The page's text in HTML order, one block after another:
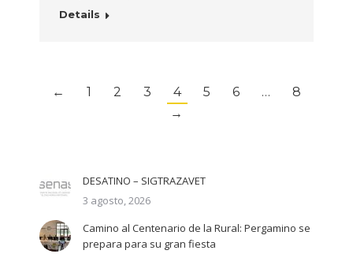
Details
← 1 2 3 4 5 6 …
8
→
DESATINO – SIGTRAZAVET
3 agosto, 2026
Camino al Centenario de la Rural: Pergamino se
prepara para su gran fiesta